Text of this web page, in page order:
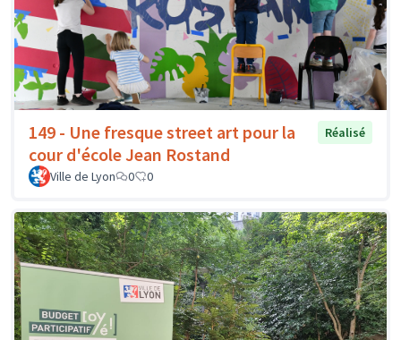
149 - Une fresque street art pour la
cour d'école Jean Rostand
Réalisé
Ville de Lyon 0 0